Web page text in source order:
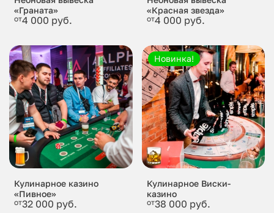
«Граната»
от4 000 руб.
«Красная звезда»
от4 000 руб.
Кулинарное казино
«Пивное»
от32 000 руб.
Новинка!
Кулинарное Виски-
казино
от38 000 руб.